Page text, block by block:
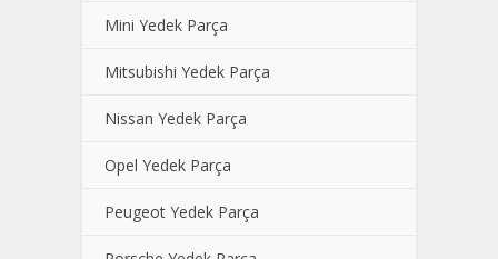
Mini Yedek Parça
Mitsubishi Yedek Parça
Nissan Yedek Parça
Opel Yedek Parça
Peugeot Yedek Parça